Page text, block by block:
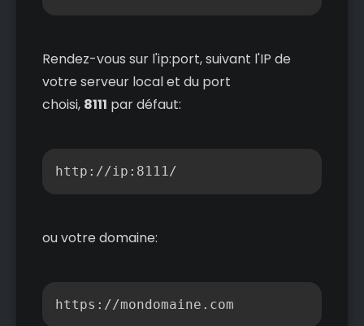
Rendez-vous sur l'ip:port, suivant l'IP de
votre serveur local et du port
choisi, 8111 par défaut:
http://ip:8111/
ou votre domaine:
https://mondomaine.com